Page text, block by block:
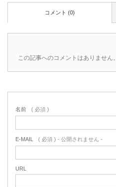
コメント (0)
この記事へのコメントはありません。
名前 ( 必須 )
E-MAIL ( 必須 ) - 公開されません -
URL